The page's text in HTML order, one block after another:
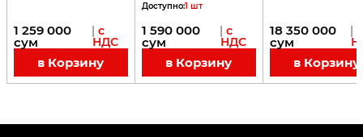
1 259 000
сум
| с
НДС
в Корзину
Доступно:1 шт
1 590 000
сум
| с
НДС
в Корзину
18 350 000
сум
|
в Корзину